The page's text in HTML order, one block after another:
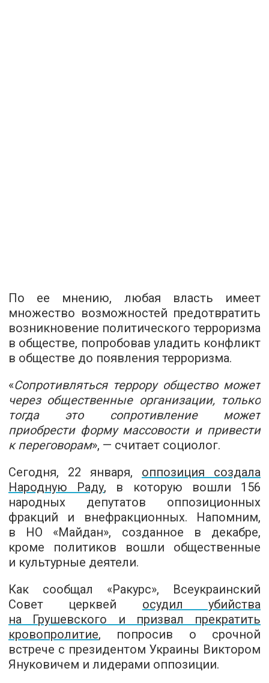
По ее мнению, любая власть имеет
множество возможностей предотвратить
возникновение политического терроризма
в обществе, попробовав уладить конфликт
в обществе до появления терроризма.
«Сопротивляться террору общество может
через общественные организации, только
тогда это сопротивление может
приобрести форму массовости и привести
к переговорам», — считает социолог.
Сегодня, 22 января, оппозиция создала
Народную Раду, в которую вошли 156
народных депутатов оппозиционных
фракций и внефракционных. Напомним,
в НО «Майдан», созданное в декабре,
кроме политиков вошли общественные
и культурные деятели.
Как сообщал «Ракурс», Всеукраинский
Совет церквей осудил убийства
на Грушевского и призвал прекратить
кровопролитие, попросив о срочной
встрече с президентом Украины Виктором
Януковичем и лидерами оппозиции.